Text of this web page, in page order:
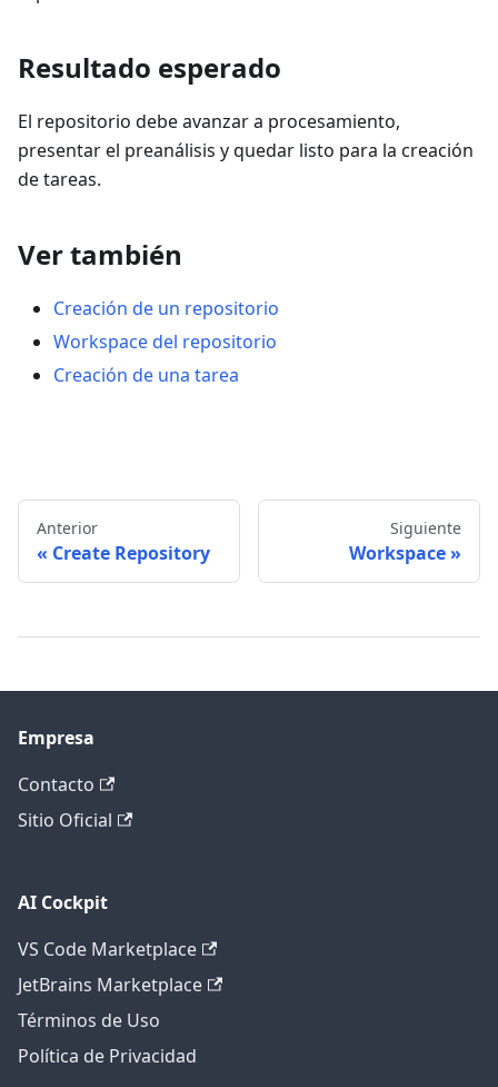
Resultado esperado
El repositorio debe avanzar a procesamiento,
presentar el preanálisis y quedar listo para la creación
de tareas.
Ver también
Creación de un repositorio
Workspace del repositorio
Creación de una tarea
Anterior
Create Repository
Siguiente
Workspace
Empresa
Contacto
Sitio Oficial
AI Cockpit
VS Code Marketplace
JetBrains Marketplace
Términos de Uso
Política de Privacidad